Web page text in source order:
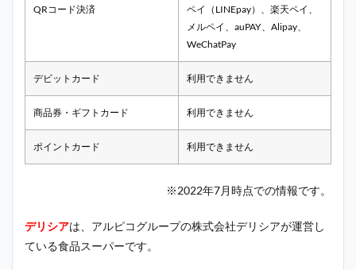
QRコード決済
ペイ（LINEpay）、楽天ペイ、
メルペイ、auPAY、Alipay、
WeChatPay
デビットカード 利用できません
商品券・ギフトカード 利用できません
ポイントカード 利用できません
※2022年7月時点での情報です。
デリシアは、アルピコグループの株式会社デリシアが運営し
ている食品スーパーです。